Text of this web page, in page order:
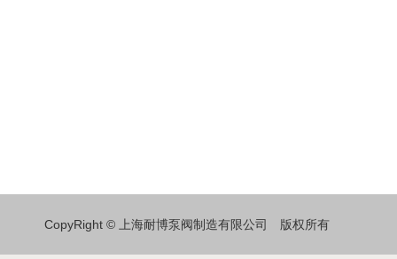
CopyRight © 上海耐博泵阀制造有限公司 版权所有